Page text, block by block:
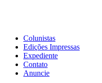
Colunistas
Edições Impressas
Expediente
Contato
Anuncie